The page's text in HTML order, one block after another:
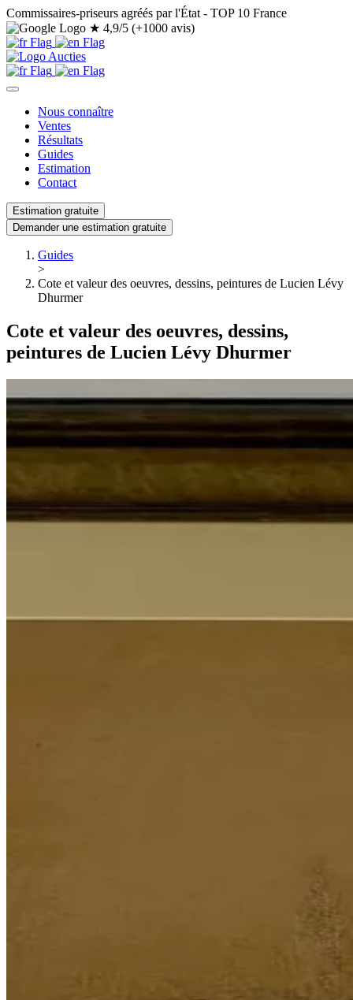
Commissaires-priseurs agréés par l'État - TOP 10 France
★ 4,9/5 (+1000 avis)
Nous connaître
Ventes
Résultats
Guides
Estimation
Contact
Estimation gratuite
Demander une estimation gratuite
Guides
>
Cote et valeur des oeuvres, dessins, peintures de Lucien Lévy
Dhurmer
Cote et valeur des oeuvres, dessins,
peintures de Lucien Lévy Dhurmer